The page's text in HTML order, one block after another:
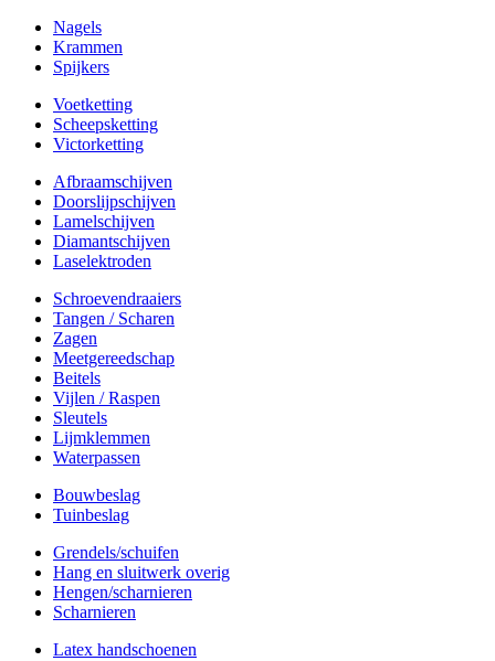
Nagels
Krammen
Spijkers
Voetketting
Scheepsketting
Victorketting
Afbraamschijven
Doorslijpschijven
Lamelschijven
Diamantschijven
Laselektroden
Schroevendraaiers
Tangen / Scharen
Zagen
Meetgereedschap
Beitels
Vijlen / Raspen
Sleutels
Lijmklemmen
Waterpassen
Bouwbeslag
Tuinbeslag
Grendels/schuifen
Hang en sluitwerk overig
Hengen/scharnieren
Scharnieren
Latex handschoenen